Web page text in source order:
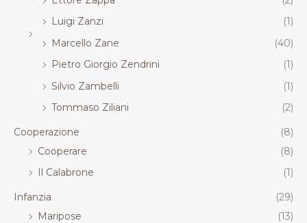
Luigi Zanzi
(1)
Marcello Zane
(40)
Pietro Giorgio Zendrini
(1)
Silvio Zambelli
(1)
Tommaso Ziliani
(2)
Cooperazione
(8)
Cooperare
(8)
Il Calabrone
(1)
Infanzia
(29)
Maripose
(13)